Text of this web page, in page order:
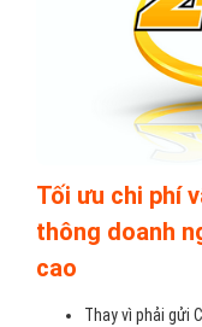
Tối ưu chi phí
thông doanh
cao
Thay vì phải gửi